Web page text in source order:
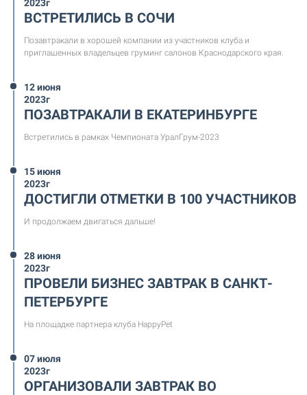
2023г
ВСТРЕТИЛИСЬ В СОЧИ
Позавтракали в хорошей компании из участников клуба и
приглашенных владельцев груминг салонов Краснодарского края.
12 июня
2023г
ПОЗАВТРАКАЛИ В ЕКАТЕРИНБУРГЕ
Встретились в рамках Чемпионата УралГрум-2023
15 июня
2023г
ДОСТИГЛИ ОТМЕТКИ В 100 УЧАСТНИКОВ
И продолжаем двигаться дальше!
28 июня
2023г
ПРОВЕЛИ БИЗНЕС ЗАВТРАК В САНКТ-
ПЕТЕРБУРГЕ
На площадке партнера клуба HappyPet
07 июля
2023г
ОРГАНИЗОВАЛИ ЗАВТРАК ВО